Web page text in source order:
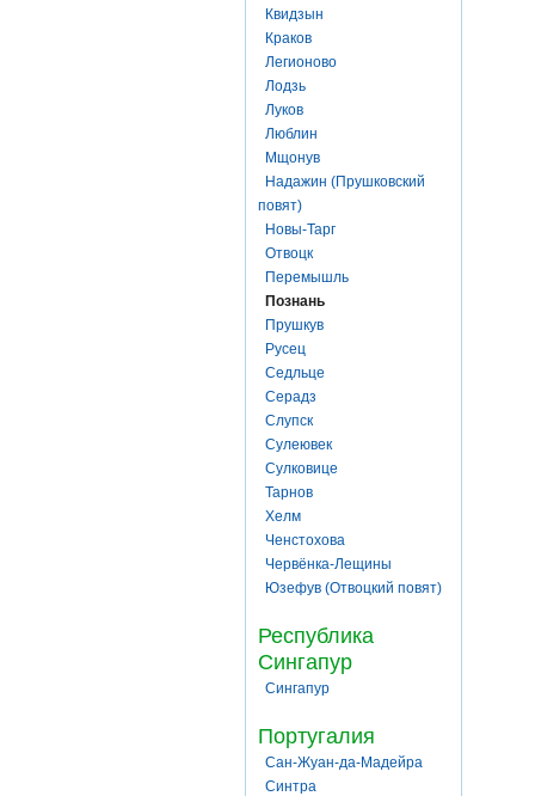
Квидзын
Краков
Легионово
Лодзь
Луков
Люблин
Мщонув
Надажин (Прушковский
повят)
Новы-Тарг
Отвоцк
Перемышль
Познань
Прушкув
Русец
Седльце
Серадз
Слупск
Сулеювек
Сулковице
Тарнов
Хелм
Ченстохова
Червёнка-Лещины
Юзефув (Отвоцкий повят)
Республика
Сингапур
Сингапур
Португалия
Сан-Жуан-да-Мадейра
Синтра